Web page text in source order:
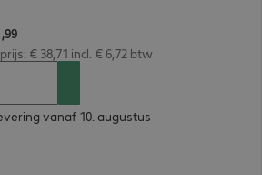
,99
€ 38,71 incl. € 6,72 btw
vanaf 10. augustus